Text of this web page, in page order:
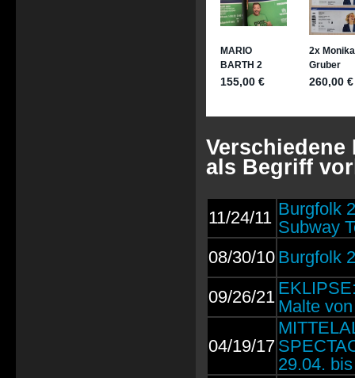
als Begriff
11/24/11 Burgfolk
Subway
08/30/10 Burgfolk
09/26/21 Malte
04/19/17
29.04.